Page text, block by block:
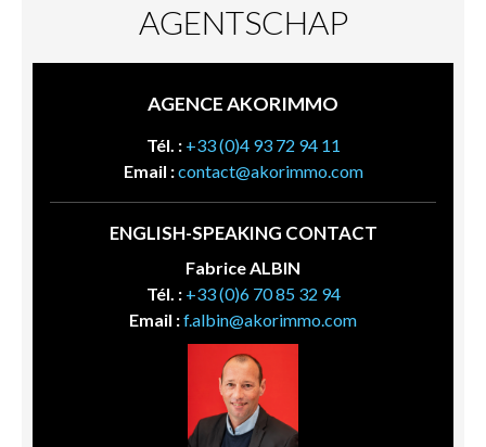
AGENTSCHAP
AGENCE AKORIMMO
Tél. : +33 (0)4 93 72 94 11
Email :contact@akorimmo.com
ENGLISH-SPEAKING CONTACT
Fabrice ALBIN
Tél. : +33 (0)6 70 85 32 94
Email :f.albin@akorimmo.com